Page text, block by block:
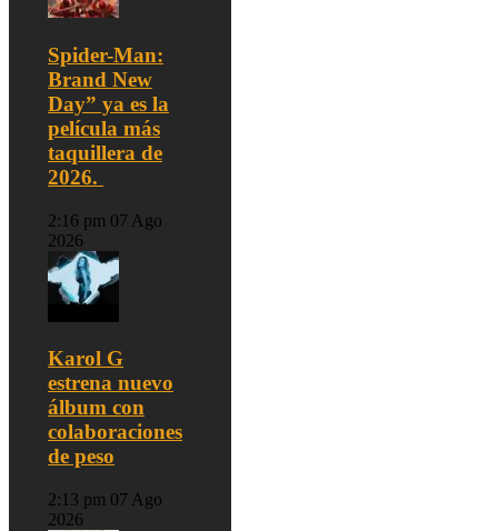
Spider-Man:
Brand New
Day” ya es la
película más
taquillera de
2026.
2:16 pm 07 Ago
2026
Karol G
estrena nuevo
álbum con
colaboraciones
de peso
2:13 pm 07 Ago
2026